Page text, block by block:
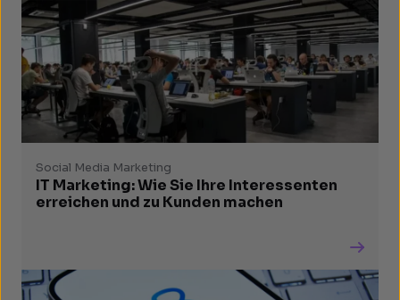
Social Media Marketing
IT Marketing: Wie Sie Ihre Interessenten
erreichen und zu Kunden machen